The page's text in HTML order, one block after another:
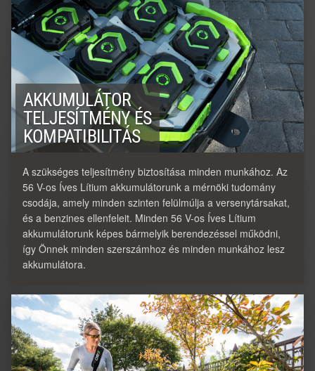
AKKUMULÁTOR
TELJESÍTMÉNY ÉS
KOMPATIBILITÁS
A szükséges teljesítmény biztosítása minden munkához. Az
56 V-os Íves Lítium akkumulátorunk a mérnöki tudomány
csodája, amely minden szinten felülmúlja a versenytársakat,
és a benzines ellenfeleit. Minden 56 V-os Íves Lítium
akkumulátorunk képes bármelyik berendezéssel működni,
így Önnek minden szerszámhoz és minden munkához lesz
akkumulátora.